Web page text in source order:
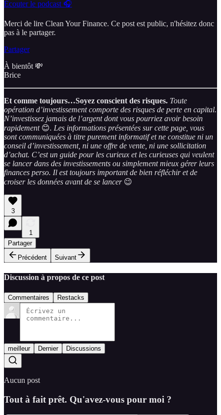
Écouter le podcast 🎧
Merci de lire Clean Your Finance. Ce post est public, n'hésitez donc
pas à le partager.
Partager
À bientôt 💸
Brice
Et comme toujours…Soyez conscient des risques. Toute
opération d’investissement comporte des risques de perte en capital.
N’investissez jamais de l’argent dont vous pourriez avoir besoin
rapidement 😊. Les informations présentées sur cette page, vous
sont communiquées à titre purement informatif et ne constitue ni un
conseil d’investissement, ni une offre de vente, ni une sollicitation
d’achat. C’est un guide pour les curieux et les curieuses qui veulent
se lancer dans des investissements ou simplement mieux gérer leurs
finances perso. Il est toujours important de bien réfléchir et de
croiser les données avant de se lancer 😉
3
1
Partager
Précédent
Suivant
Discussion à propos de ce post
Commentaires Restacks
meilleur Dernier Discussions
Aucun post
Tout à fait prêt. Qu'avez-vous pour moi ?